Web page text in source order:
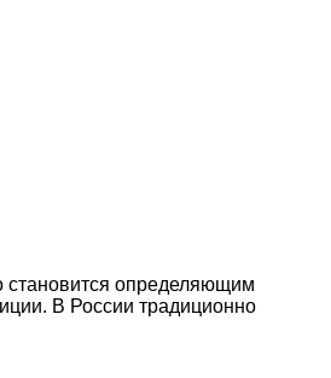
становится определяющим
В России традиционно